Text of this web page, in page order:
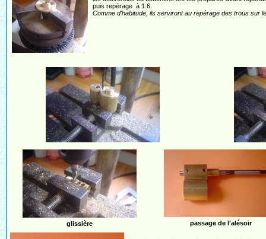
puis repérage à 1.6.
Comme d'habitude, ils serviront au repérage des trous sur
glissière passage de l'alésoir